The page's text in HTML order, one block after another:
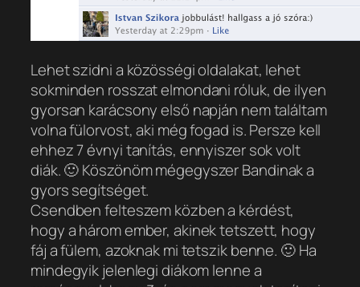
Lehet szidni a közösségi oldalakat, lehet
sokminden rosszat elmondani róluk, de ilyen
gyorsan karácsony első napján nem találtam
volna fülorvost, aki még fogad is. Persze kell
ehhez 7 évnyi tanítás, ennyiszer sok volt
diák. 🙂 Köszönöm mégegyszer Bandinak a
gyors segítséget.
Csendben felteszem közben a kérdést,
hogy a három ember, akinek tetszett, hogy
fáj a fülem, azoknak mi tetszik benne. 🙂 Ha
mindegyik jelenlegi diákom lenne a